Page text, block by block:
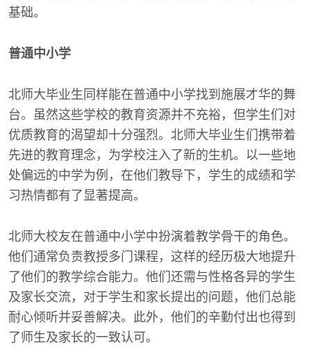
基础。
普通中小学
北师大毕业生同样能在普通中小学找到施展才华的舞
台。虽然这些学校的教育资源并不充裕，但学生们对
优质教育的渴望却十分强烈。北师大毕业生们携带着
先进的教育理念，为学校注入了新的生机。以一些地
处偏远的中学为例，在他们教导下，学生的成绩和学
习热情都有了显著提高。
北师大校友在普通中小学中扮演着教学骨干的角色。
他们通常负责教授多门课程，这样的经历极大地提升
了他们的教学综合能力。他们还需与性格各异的学生
及家长交流，对于学生和家长提出的问题，他们总能
耐心倾听并妥善解决。此外，他们的辛勤付出也得到
了师生及家长的一致认可。